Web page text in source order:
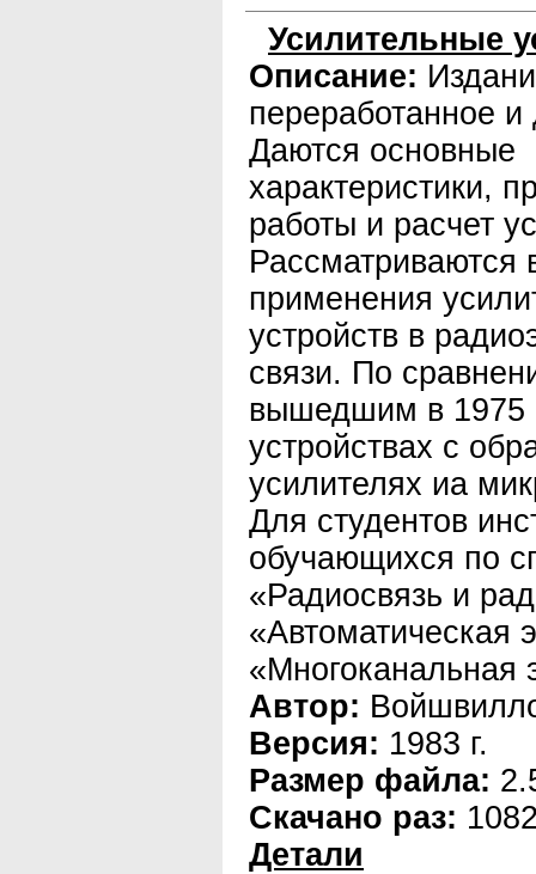
Усилительные
Описание:
переработанное
Даются основные
характеристики,
работы и расчет
Рассматриваются
применения
устройств в
связи. По
вышедшим в 1975
устройствах с
усилителях иа
Для студентов
обучающихся по
«Радиосвязь и
«Автоматическая
«Многоканальная
Автор:
Версия: 1983 г.
Размер файла:
Скачано раз:
Детали